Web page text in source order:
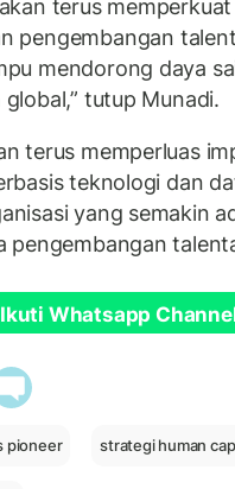
terus memperkuat
pengembangan
mendorong daya
tutup Munadi.
terus memperluas
teknologi dan
yang semakin
pengembangan
Ikuti Whatsapp
pioneer strategi human